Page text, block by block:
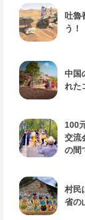
吐魯
う！
中国
れた
100
交流
の間
村民
省の